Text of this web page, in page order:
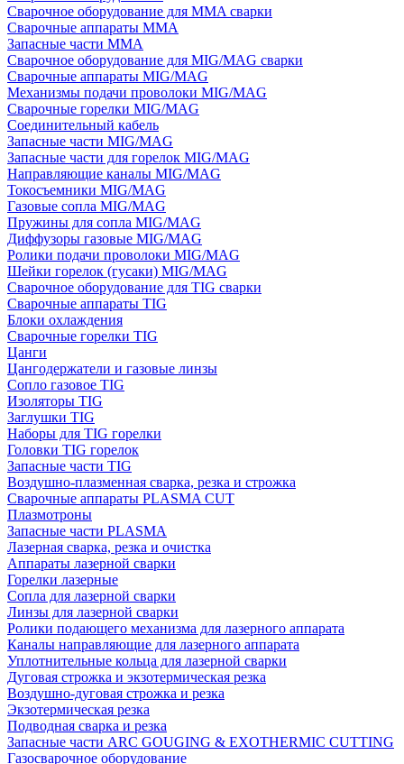
Сварочное оборудование для MMA сварки
Сварочные аппараты MMA
Запасные части MMA
Сварочное оборудование для MIG/MAG сварки
Сварочные аппараты MIG/MAG
Механизмы подачи проволоки MIG/MAG
Сварочные горелки MIG/MAG
Соединительный кабель
Запасные части MIG/MAG
Запасные части для горелок MIG/MAG
Направляющие каналы MIG/MAG
Токосъемники MIG/MAG
Газовые сопла MIG/MAG
Пружины для сопла MIG/MAG
Диффузоры газовые MIG/MAG
Ролики подачи проволоки MIG/MAG
Шейки горелок (гусаки) MIG/MAG
Сварочное оборудование для TIG сварки
Сварочные аппараты TIG
Блоки охлаждения
Сварочные горелки TIG
Цанги
Цангодержатели и газовые линзы
Сопло газовое TIG
Изоляторы TIG
Заглушки TIG
Наборы для TIG горелки
Головки TIG горелок
Запасные части TIG
Воздушно-плазменная сварка, резка и строжка
Сварочные аппараты PLASMA CUT
Плазмотроны
Запасные части PLASMA
Лазерная сварка, резка и очистка
Аппараты лазерной сварки
Горелки лазерные
Сопла для лазерной сварки
Линзы для лазерной сварки
Ролики подающего механизма для лазерного аппарата
Каналы направляющие для лазерного аппарата
Уплотнительные кольца для лазерной сварки
Дуговая строжка и экзотермическая резка
Воздушно-дуговая строжка и резка
Экзотермическая резка
Подводная сварка и резка
Запасные части ARC GOUGING & EXOTHERMIC CUTTING
Газосварочное оборудование